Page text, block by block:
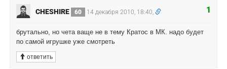
1
CHESHIRE 60 14 декабря 2010, 18:40,
брутально, но чета ваще не в тему Кратос в МК. надо будет
по самой игрушке уже смотреть
ответить